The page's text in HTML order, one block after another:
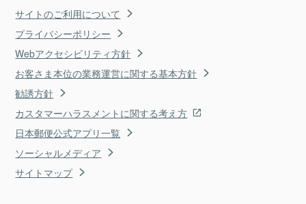
サイトのご利用について
プライバシーポリシー
Webアクセシビリティ方針
お客さま本位の業務運営に関する基本方針
勧誘方針
カスタマーハラスメントに関する考え方
日本郵便公式アプリ一覧
ソーシャルメディア
サイトマップ